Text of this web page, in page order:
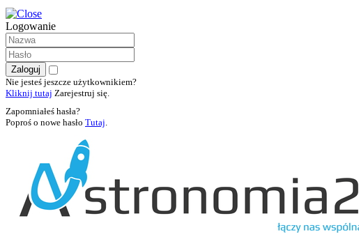
Logowanie
Nie jesteś jeszcze użytkownikiem?
Kliknij tutaj Zarejestruj się.
Zapomniałeś hasła?
Poproś o nowe hasło Tutaj.